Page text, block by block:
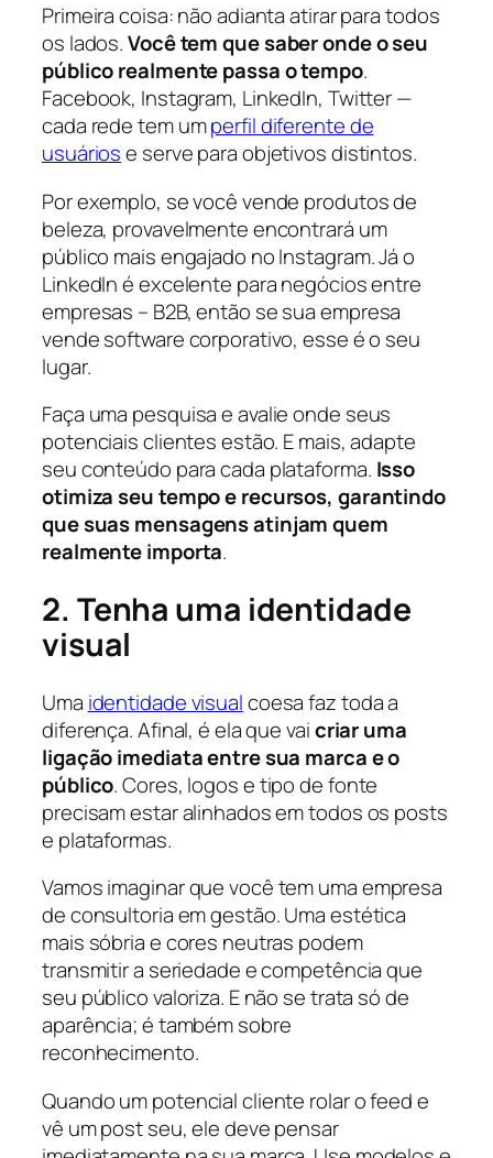
Primeira coisa: não adianta atirar para todos
os lados.Você tem que saber onde o seu
público realmente passa o tempo.
Facebook, Instagram, LinkedIn, Twitter —
cada rede tem umperfil diferente de
usuáriose serve para objetivos distintos.
Por exemplo, se você vende produtos de
beleza, provavelmente encontrará um
público mais engajado no Instagram. Já o
LinkedIn é excelente para negócios entre
empresas – B2B, então se sua empresa
vende software corporativo, esse é o seu
lugar.
Faça uma pesquisa e avalie onde seus
potenciais clientes estão. E mais, adapte
seu conteúdo para cada plataforma. Isso
otimiza seu tempo e recursos, garantindo
que suas mensagens atinjam quem
realmente importa.
2. Tenha uma identidade
visual
Uma identidade visualcoesa faz toda a
diferença. Afinal, é ela que vaicriar uma
ligação imediata entre sua marca e o
público. Cores, logos e tipo de fonte
precisam estar alinhados em todos os posts
e plataformas.
Vamos imaginar que você tem uma empresa
de consultoria em gestão. Uma estética
mais sóbria e cores neutras podem
transmitir a seriedade e competência que
seu público valoriza. E não se trata só de
aparência; é também sobre
reconhecimento.
Quando um potencial cliente rolar o feed e
vê um post seu, ele deve pensar